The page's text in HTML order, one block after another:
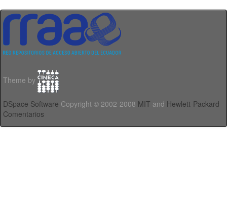
Theme by
DSpace Software Copyright © 2002-2008 MIT and Hewlett-Packard -
Comentarios